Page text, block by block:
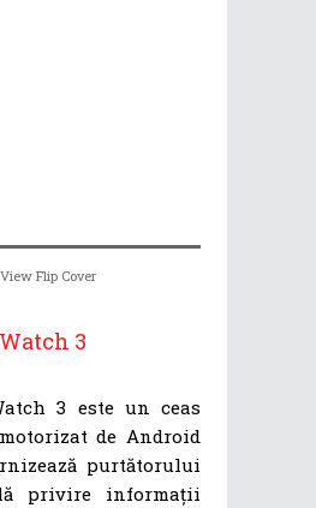
Flip Cover
3
3 este un ceas
de Android
purtătorului
privire informații